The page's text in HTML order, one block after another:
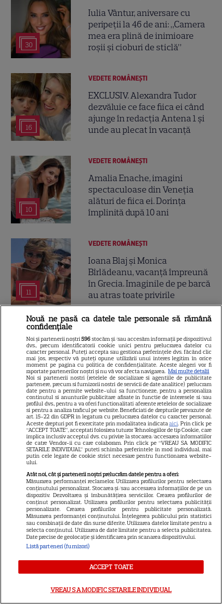
30
Iulia Vântur, aniversare cu
peripeții la 46 de ani: „Camera
mea era plină de inimioare
roșii și cioburi de sticlă”
16
VEDETE ROMÂNEŞTI
EXCLUSIV. Alexandra Tudor
dezvăluie ce face fiica ei când
ajunge în redacția Antena 1 și
unde au plecat în vacanță
10
VEDETE ROMÂNEŞTI
Amalia Enache, imagini
spectaculoase din Veneția
alături de fiica ei. Dorința
împlinită după 10 ani
11
VEDETE ROMÂNEŞTI
Ioana Blaj și Monica
Bîrlădeanu, vacanță împreună
în Grecia. Imaginile de pe barcă
au atras toate privirile
9
VEDETE ROMÂNEŞTI
Irina Fodor, primul mesaj după
repartizarea fiicei la liceu:
„Libertate, frate!”. Unde pleacă
în vacanță
VEDETE STRĂINE
Suri Cruise nu mai folosește
numele lui Tom Cruise.
Alegerea făcută în onoarea lui
Katie Holmes
Despre Tvmania
Contact
Nouă ne pasă ca datele tale personale să rămână
confidențiale
Noi și partenerii noștri596 stocăm și/sau accesăm informații pe dispozitivul
dvs., precum identificatorii cookie unici pentru prelucrarea datelor cu
caracter personal. Puteți accepta sau gestiona preferințele dvs. făcând clic
mai jos, respectiv vă puteți opune utilizării unui interes legitim în orice
moment pe pagina cu politica de confidențialitate. Aceste alegeri vor fi
raportate partenerilor noștri și nu vă vor afecta navigarea. Mai multe detalii
Noi si partenerii nostri (retelele de socializare si agentiile de publicitate
partenere, precum si furnizorii nostri de servicii de date analitice) prelucram
date pentru a permite website-ului sa functioneze, pentru a personaliza
continutul si anunturile publicitare afisate in functie de interesele si/sau
profilul dvs., pentru a va oferi functionalitati aferente retelelor de socializare
si pentru a analiza traficul pe website. Beneficiati de drepturile prevazute de
art. 15-22 din GDPR in legatura cu prelucrarea datelor cu caracter personal.
Aceste drepturi pot fi exercitate prin modalitatea indicataaici. Prin click pe
“ACCEPT TOATE”, acceptati folosirea tuturor Tehnologiilor de tip Cookie, care
implica inclusiv acceptul dvs. cu privire la stocarea/accesarea informatiilor
de catre Vendor-ii cu care colaboram. Prin click pe “VREAU SA MODIFIC
SETARILE INDIVIDUAL” puteti schimba preferintele in mod individual, mai
putin cele legate de cookie strict necesare pentru functionarea website-
ului.
Atât noi, cât și partenerii noștri prelucrăm datele pentru a oferi:
Măsurarea performanței reclamelor. Utilizarea profilurilor pentru selectarea
conținutului personalizat. Stocarea și/sau accesarea informațiilor de pe un
dispozitiv. Dezvoltarea și îmbunătățirea serviciilor. Crearea profilurilor de
conținut personalizat. Utilizarea profilurilor pentru selectarea publicității
personalizate. Crearea profilurilor pentru publicitate personalizată.
Măsurarea performanței conținutului. Înțelegerea publicului prin statistici
sau combinații de date din surse diferite. Utilizarea datelor limitate pentru a
selecta conținutul. Utilizarea de date limitate pentru a selecta publicitatea.
Date precise de geolocație și identificarea prin scanarea dispozitivului.
Listă parteneri (furnizori)
ACCEPT TOATE
VREAU SA MODIFIC SETARILE INDIVIDUAL